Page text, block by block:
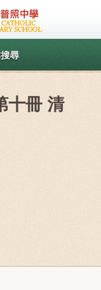
尋
十冊 清